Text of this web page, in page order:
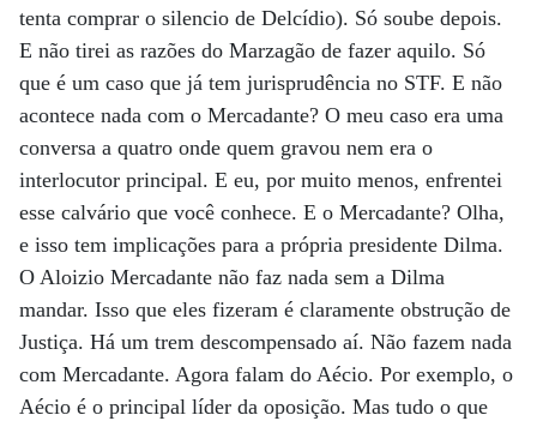
tenta comprar o silencio de Delcídio). Só soube depois.
E não tirei as razões do Marzagão de fazer aquilo. Só
que é um caso que já tem jurisprudência no STF. E não
acontece nada com o Mercadante? O meu caso era uma
conversa a quatro onde quem gravou nem era o
interlocutor principal. E eu, por muito menos, enfrentei
esse calvário que você conhece. E o Mercadante? Olha,
e isso tem implicações para a própria presidente Dilma.
O Aloizio Mercadante não faz nada sem a Dilma
mandar. Isso que eles fizeram é claramente obstrução de
Justiça. Há um trem descompensado aí. Não fazem nada
com Mercadante. Agora falam do Aécio. Por exemplo, o
Aécio é o principal líder da oposição. Mas tudo o que